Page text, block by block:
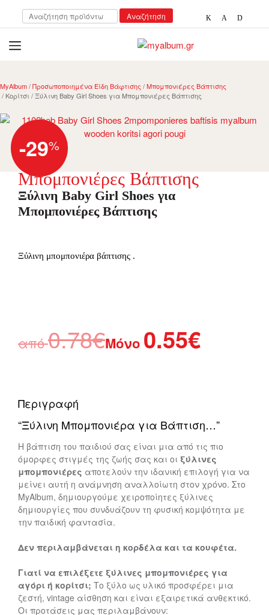
Αναζήτηση
για:
Αναζήτηση
open
MyAlbum/Προσωποποιημένα Είδη Βάφτισης /Μπομπονιέρες Βάπτισης
/ Κορίτσι / Ξύλινη Baby Girl Shoes για Μπομπονιέρες Βάπτισης
-29%
Μπομπονιέρες Βάπτισης
Ξύλινη Baby Girl Shoes για
Μπομπονιέρες Βάπτισης
Ξύλινη μπομπονιέρα βάπτισης .
από0.78€Μόνο 0.55€
Περιγραφή
“Ξύλινη Μπομπονιέρα για Βάπτιση…”
Η βάπτιση του παιδιού σας είναι μια από τις πιο
όμορφες στιγμές της ζωής σας και οι ξύλινες
μπομπονιέρες αποτελούν την ιδανική επιλογή για να
μείνει αυτή η ανάμνηση αναλλοίωτη στον χρόνο. Στο
MyAlbum, δημιουργούμε χειροποίητες ξύλινες
δημιουργίες που συνδυάζουν τη φυσική κομψότητα με
την παιδική φαντασία.
Δεν περιλαμβάνεται η κορδέλα και τα κουφέτα.
Γιατί να επιλέξετε ξύλινες μπομπονιέρες για
αγόρι ή κορίτσι; Το ξύλο ως υλικό προσφέρει μια
ζεστή, vintage αίσθηση και είναι εξαιρετικά ανθεκτικό.
Οι προτάσεις μας περιλαμβάνουν: